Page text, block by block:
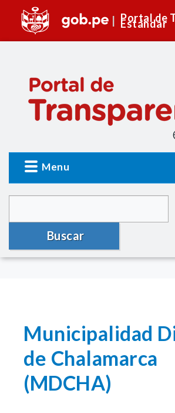
Portal de
Estándar
Menu
Buscar
Municipalidad
de Chalamarca
(MDCHA)